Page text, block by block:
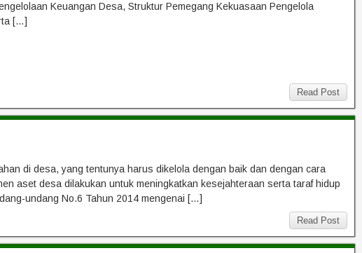
Keuangan Desa, Struktur Pemegang Kekuasaan Pengelola
[…]
Read Post
di desa, yang tentunya harus dikelola dengan baik dan dengan cara
aset desa dilakukan untuk meningkatkan kesejahteraan serta taraf hidup
undang No.6 Tahun 2014 mengenai […]
Read Post